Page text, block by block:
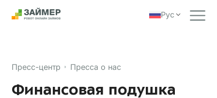
Рус
Пресс-центр Пресса о нас
Финансовая подушка